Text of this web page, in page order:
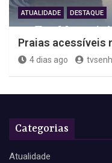
ATUALIDADE DESTAQUE
Praias acessíveis
4 dias ago
Categorias
Atualidade